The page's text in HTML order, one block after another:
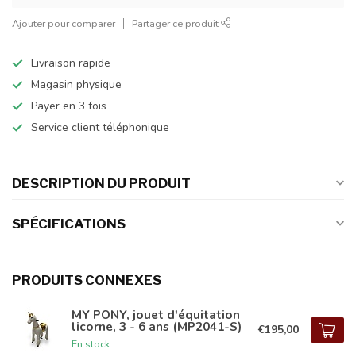
Ajouter pour comparer Partager ce produit
Livraison rapide
Magasin physique
Payer en 3 fois
Service client téléphonique
DESCRIPTION DU PRODUIT
SPÉCIFICATIONS
PRODUITS CONNEXES
MY PONY, jouet d'équitation
licorne, 3 - 6 ans (MP2041-S)
En stock
€195,00